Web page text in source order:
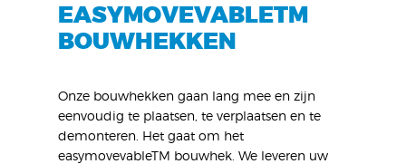
EASYMOVEVABLETM
BOUWHEKKEN
Onze bouwhekken gaan lang mee en zijn
eenvoudig te plaatsen, te verplaatsen en te
demonteren. Het gaat om het
easymovevableTM bouwhek. We leveren uw